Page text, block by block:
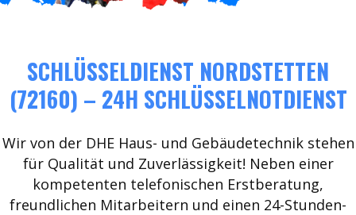
SCHLÜSSELDIENST NORDSTETTEN
(72160) – 24H SCHLÜSSELNOTDIENST
Wir von der DHE Haus- und Gebäudetechnik stehen
für Qualität und Zuverlässigkeit! Neben einer
kompetenten telefonischen Erstberatung,
freundlichen Mitarbeitern und einen 24-Stunden-